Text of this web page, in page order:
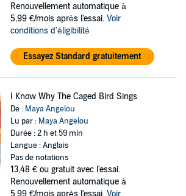
Renouvellement automatique à
5,99 €/mois après l'essai. Voir
conditions d'éligibilité
Essayez Standard gratuitement
I Know Why The Caged Bird Sings
De : Maya Angelou
Lu par : Maya Angelou
Durée : 2 h et 59 min
Langue : Anglais
Pas de notations
13,48 € ou gratuit avec l'essai.
Renouvellement automatique à
5,99 €/mois après l'essai. Voir